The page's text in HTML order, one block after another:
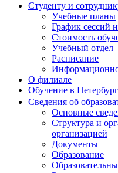
Студенту и
Учебные планы
График сессий
Стоимость
Учебный отдел
Расписание
О филиале
Обучение в
Сведения об
Основные
Структура и
организацией
Документы
Образование